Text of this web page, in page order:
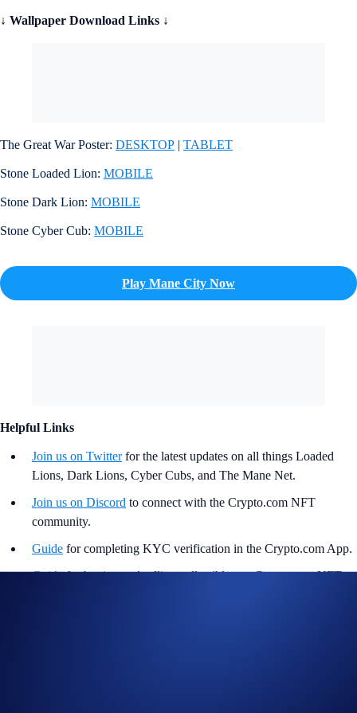
↓ Wallpaper Download Links ↓
The Great War Poster: DESKTOP | TABLET
Stone Loaded Lion: MOBILE
Stone Dark Lion: MOBILE
Stone Cyber Cub: MOBILE
Play Mane City Now
Helpful Links
Join us on Twitterfor the latest updates on all things Loaded
Lions, Dark Lions, Cyber Cubs, and The Mane Net.
Join us on Discord to connect with the Crypto.com NFT
community.
Guide for completing KYC verification in the Crypto.com App.
Guidefor buying and selling collectibles on Crypto.com NFT.